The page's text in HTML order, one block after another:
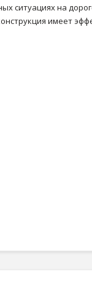
ситуациях на
имеет